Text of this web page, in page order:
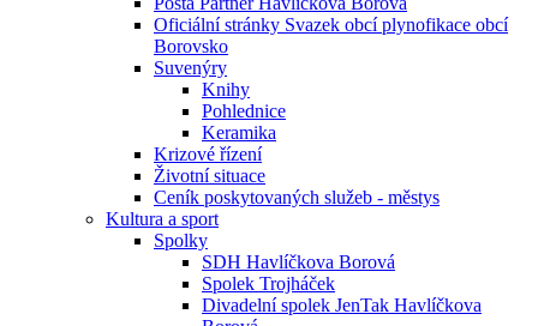
Oficiální stránky Svazek obcí plynofikace obcí
Borovsko
Suvenýry
Knihy
Pohlednice
Keramika
Krizové řízení
Životní situace
Ceník poskytovaných služeb - městys
Kultura a sport
Spolky
SDH Havlíčkova Borová
Spolek Trojháček
Divadelní spolek JenTak Havlíčkova